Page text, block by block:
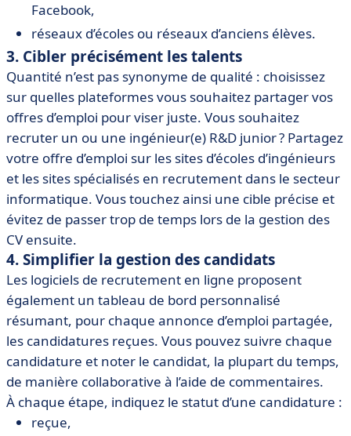
Facebook,
réseaux d’écoles ou réseaux d’anciens élèves.
3. Cibler précisément les talents
Quantité n’est pas synonyme de qualité : choisissez
sur quelles plateformes vous souhaitez partager vos
offres d’emploi pour viser juste. Vous souhaitez
recruter un ou une ingénieur(e) R&D junior ? Partagez
votre offre d’emploi sur les sites d’écoles d’ingénieurs
et les sites spécialisés en recrutement dans le secteur
informatique. Vous touchez ainsi une cible précise et
évitez de passer trop de temps lors de la gestion des
CV ensuite.
4. Simplifier la gestion des candidats
Les logiciels de recrutement en ligne proposent
également un tableau de bord personnalisé
résumant, pour chaque annonce d’emploi partagée,
les candidatures reçues. Vous pouvez suivre chaque
candidature et noter le candidat, la plupart du temps,
de manière collaborative à l’aide de commentaires.
À chaque étape, indiquez le statut d’une candidature :
reçue,